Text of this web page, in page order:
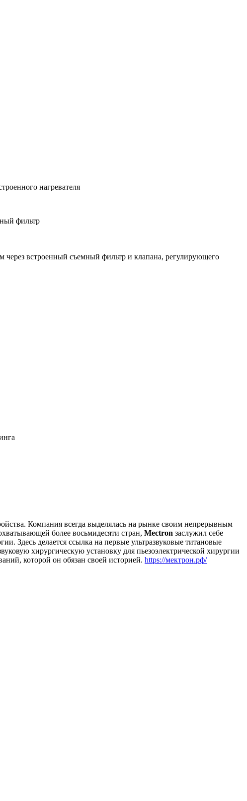
нагревателя
фильтр
встроенный съемный фильтр и клапана, регулирующего
Компания всегда выделялась на рынке своим непрерывным
более восьмидесяти стран, Mectron заслужил себе
Здесь делается ссылка на первые ультразвуковые титановые
хирургическую установку для пьезоэлектрической хирургии
которой он обязан своей историей. https://мектрон.рф/